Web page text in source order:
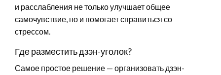
и расслабления не только улучшает общее
самочувствие, но и помогает справиться со
стрессом.
Где разместить дзэн-уголок?
Самое простое решение — организовать дзэн-